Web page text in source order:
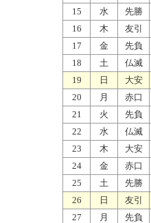
15
水
先勝
16
木
友引
17
金
先負
18
土
仏滅
19
日
大安
20
月
赤口
21
火
先負
22
水
仏滅
23
木 大安
24
金
赤口
25
土
先勝
26
日
友引
27
月
先負